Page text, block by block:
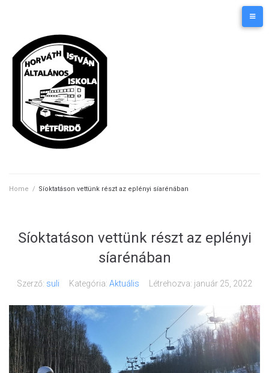
Home / Síoktatáson vettünk részt az eplényi síarénában
Síoktatáson vettünk részt az eplényi
síarénában
Szerző: suli Kategória: Aktuális Létrehozva: január 25, 2022